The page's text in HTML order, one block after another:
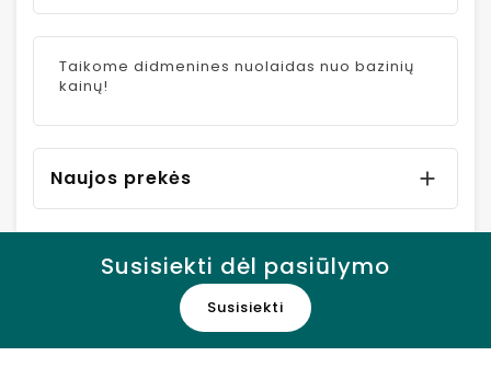
Taikome didmenines nuolaidas nuo bazinių
kainų!
Naujos prekės 
Susisiekti dėl pasiūlymo
Susisiekti